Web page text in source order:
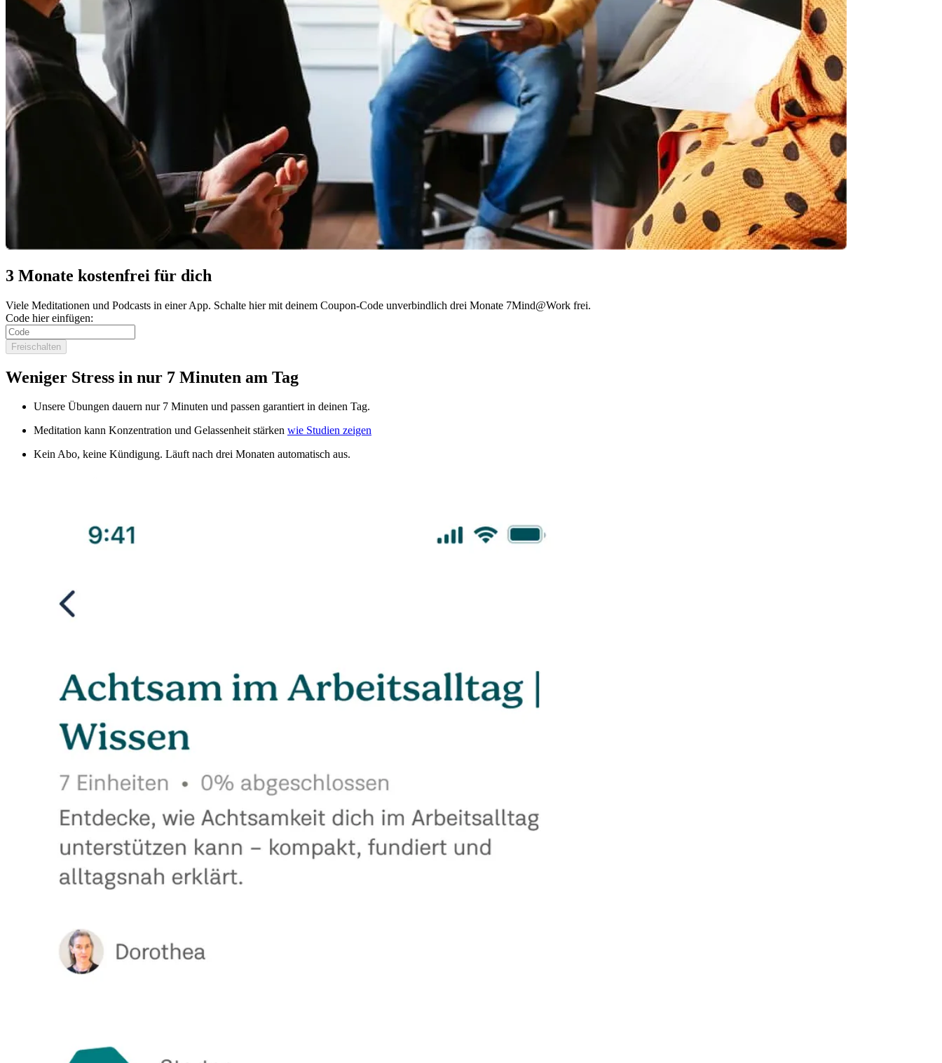
3 Monate kostenfrei für dich
Viele Meditationen und Podcasts in einer App. Schalte hier mit deinem Coupon-Code unverbindlich drei Monate 7Mind@Work frei.
Code hier einfügen:
Freischalten
Weniger Stress in nur 7 Minuten am Tag
Unsere Übungen dauern nur 7 Minuten und passen garantiert in deinen Tag.
Meditation kann Konzentration und Gelassenheit stärken wie Studien zeigen
Kein Abo, keine Kündigung. Läuft nach drei Monaten automatisch aus.